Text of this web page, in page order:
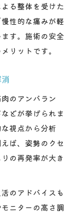
る整体を受けた
性的な痛みが軽
す。施術の安全
リットです。
のアンバラン
どが挙げられま
視点から分析
ば、姿勢のクセ
の再発率が大き
のアドバイスも
ニターの高さ調